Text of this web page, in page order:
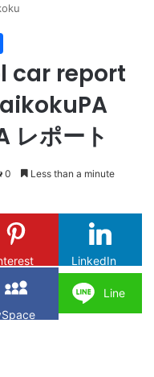
car report
レポート
0 Less than a minute
LinkedIn
Line